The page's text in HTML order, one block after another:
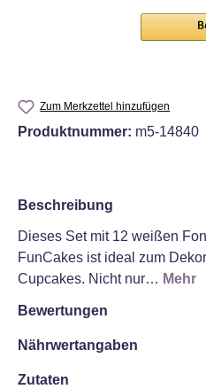
Zum Merkzettel hinzufügen
Produktnummer: m5-14840
Beschreibung
Dieses Set mit 12 weißen
FunCakes ist ideal zum
Cupcakes. Nicht nur… Mehr
Bewertungen
Nährwertangaben
Zutaten